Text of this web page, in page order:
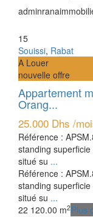
15
Souissi, Rabat
A Louer
nouvelle offre
Appartement
Orang...
25.000 Dhs /
Référence :
standing
situé su ...
Référence :
standing
situé su ...
22 120.00 m2Plus